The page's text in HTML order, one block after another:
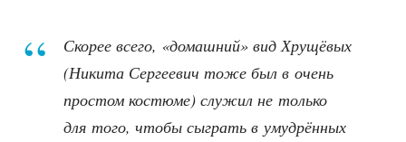
Скорее всего, «домашний» вид Хрущёвых
(Никита Сергеевич тоже был в очень
простом костюме) служил не только
для того, чтобы сыграть в умудрённых